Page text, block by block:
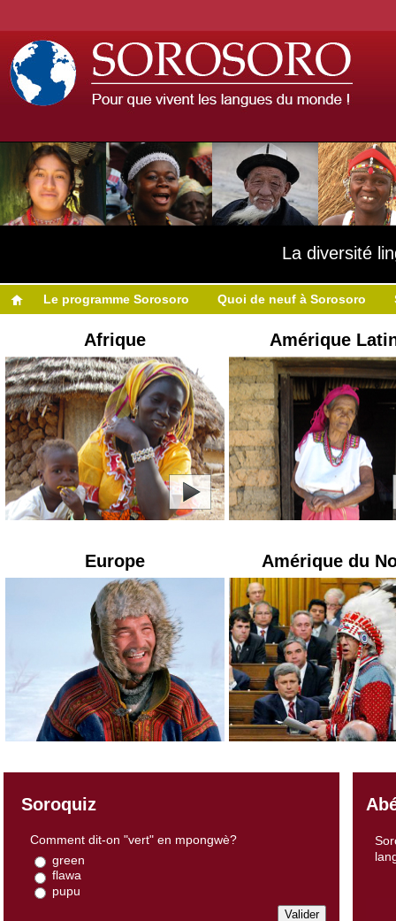
La diversité
Le programme Sorosoro Quoi de neuf à Sorosoro
Afrique Amérique
Europe Amérique du
Soroquiz
Comment dit-on "vert" en mpongwè?
green
flawa
pupu